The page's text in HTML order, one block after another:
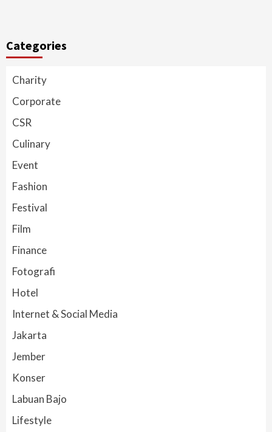
Categories
Charity
Corporate
CSR
Culinary
Event
Fashion
Festival
Film
Finance
Fotografi
Hotel
Internet & Social Media
Jakarta
Jember
Konser
Labuan Bajo
Lifestyle